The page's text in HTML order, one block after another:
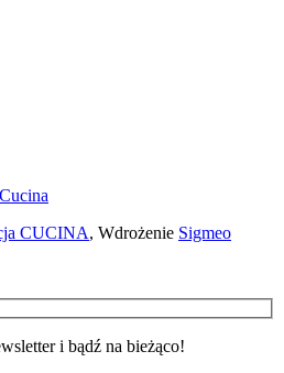
CUCINA, Wdrożenie Sigmeo
i bądź na bieżąco!